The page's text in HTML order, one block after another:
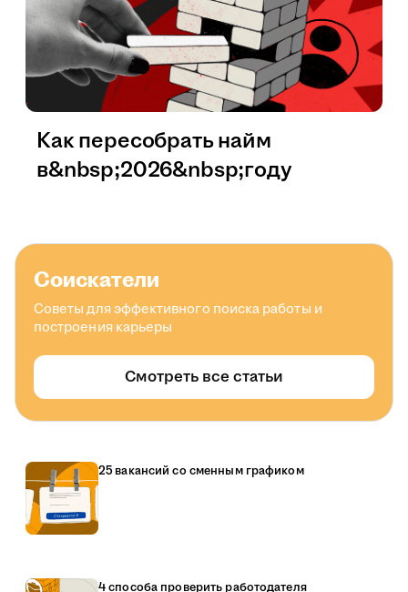
Как пересобрать найм
в&nbsp;2026&nbsp;году
Соискатели
Советы для эффективного поиска работы и
построения карьеры
Смотреть все статьи
25 вакансий со сменным графиком
4 способа проверить работодателя